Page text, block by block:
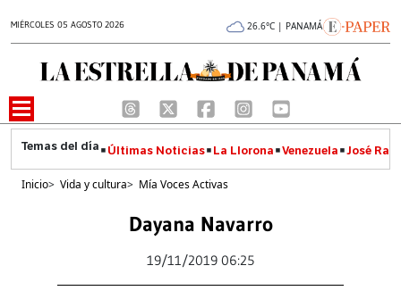
MIÉRCOLES 05 AGOSTO 2026 26.6°C | PANAMÁ
Últimas Noticias La Llorona Venezuela José
Inicio> Vida y cultura> Mía Voces Activas
Dayana Navarro
19/11/2019 06:25